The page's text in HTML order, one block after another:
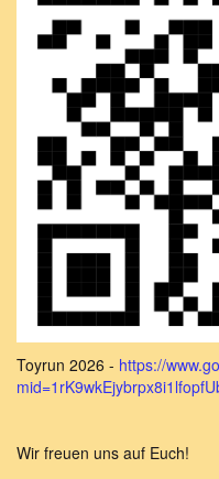
Toyrun 2026 - https://
Wir freuen uns auf Euch!